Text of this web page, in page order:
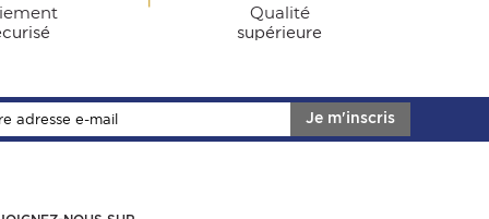
Qualité
supérieure
Je m'inscris